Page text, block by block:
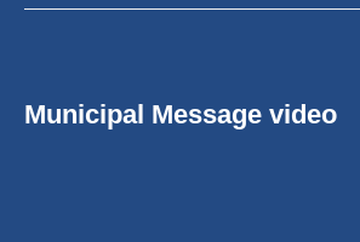
Municipal Message video